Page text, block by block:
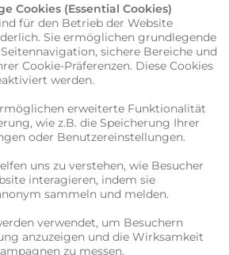
Cookies (Essential Cookies)
für den Betrieb der Website
Sie ermöglichen grundlegende
sichere Bereiche und
Cookie-Präferenzen. Diese Cookies
werden.
erweiterte Funktionalität
wie z.B. die Speicherung Ihrer
oder Benutzereinstellungen.
uns zu verstehen, wie Besucher
interagieren, indem sie
sammeln und melden.
verwendet, um Besuchern
anzuzeigen und die Wirksamkeit
zu messen.